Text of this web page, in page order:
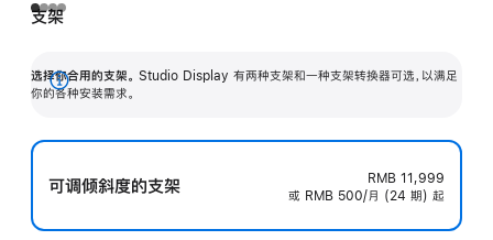
支架
选择你合用的支架。 Studio Display 有两种支架和一种支架转换器可选，以满足
你的各种安装需求。
展
可调倾斜度的支架
RMB 11,999
或 RMB 500/月 (24 期) 起